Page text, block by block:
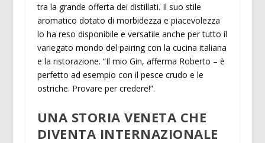
tra la grande offerta dei distillati. Il suo stile
aromatico dotato di morbidezza e piacevolezza
lo ha reso disponibile e versatile anche per tutto il
variegato mondo del pairing con la cucina italiana
e la ristorazione. “Il mio Gin, afferma Roberto – è
perfetto ad esempio con il pesce crudo e le
ostriche. Provare per credere!”.
UNA STORIA VENETA CHE
DIVENTA INTERNAZIONALE